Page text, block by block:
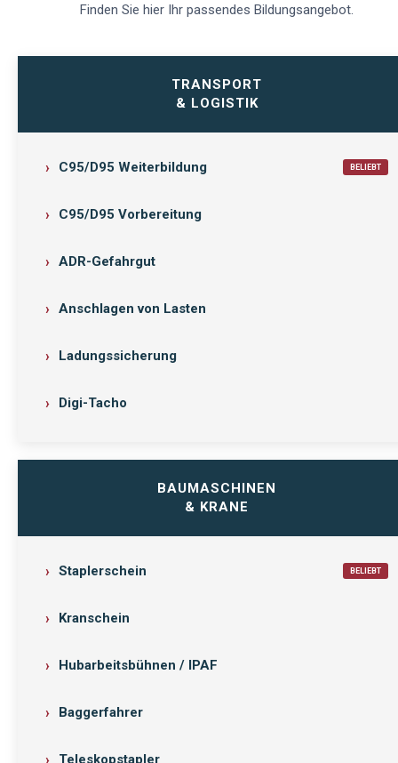
Finden Sie hier Ihr passendes Bildungsangebot.
TRANSPORT
& LOGISTIK
C95/D95 Weiterbildung BELIEBT
C95/D95 Vorbereitung
ADR-Gefahrgut
Anschlagen von Lasten
Ladungssicherung
Digi-Tacho
BAUMASCHINEN
& KRANE
Staplerschein BELIEBT
Kranschein
Hubarbeitsbühnen / IPAF
Baggerfahrer
Teleskopstapler